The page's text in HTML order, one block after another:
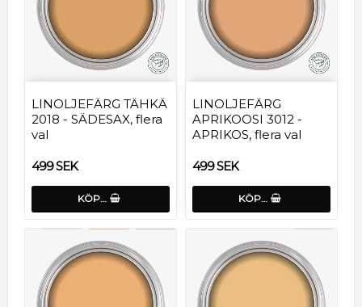
LINOLJEFÄRG TÄHKÄ
2018 - SÄDESAX, flera
val
499 SEK
KÖP…
LINOLJEFÄRG
APRIKOOSI 3012 -
APRIKOS, flera val
499 SEK
KÖP…